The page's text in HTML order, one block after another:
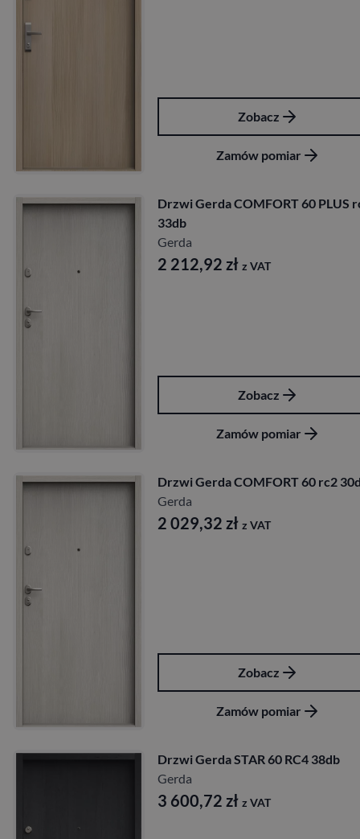
Zobacz
Zamów pomiar
Drzwi Gerda COMFORT 60 PLUS
33db
Gerda
2 212,92 zł z VAT
Zobacz
Zamów pomiar
Drzwi Gerda COMFORT 60 rc2
Gerda
2 029,32 zł z VAT
Zobacz
Zamów pomiar
Drzwi Gerda STAR 60 RC4 38db
Gerda
3 600,72 zł z VAT